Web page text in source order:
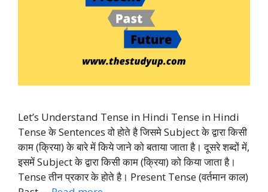
Let’s Understand Tense in Hindi Tense in Hindi
Tense के Sentences वो होते है जिसमे Subject के द्वारा किसी
काम (क्रिया) के बारे में किये जाने को बताया जाता है। दूसरे शब्दों में,
इसमें Subject के द्वारा किसी काम (क्रिया) को किया जाता है।
Tense तीन प्रकार के होते है। Present Tense (वर्तमान काल)